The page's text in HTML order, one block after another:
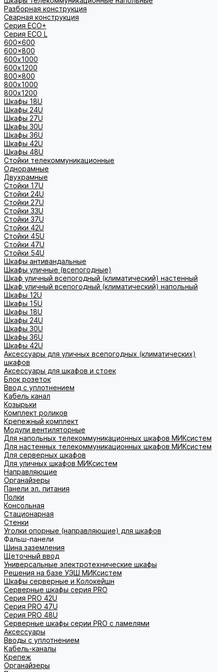
Разборная конструкция
Сварная конструкция
Серия ECO+
Серия ECO L
600x600
600x800
600х1000
600х1200
800x800
800х1000
800х1200
Шкафы 18U
Шкафы 24U
Шкафы 27U
Шкафы 30U
Шкафы 36U
Шкафы 42U
Шкафы 48U
Стойки телекоммуникационные
Однорамные
Двухрамные
Стойки 17U
Стойки 24U
Стойки 27U
Стойки 33U
Стойки 37U
Стойки 42U
Стойки 45U
Стойки 47U
Стойки 54U
Шкафы антивандальные
Шкафы уличные (всепогодные)
Шкаф уличный всепогодный (климатический) настенный
Шкаф уличный всепогодный (климатический) напольный
Шкафы 12U
Шкафы 15U
Шкафы 18U
Шкафы 24U
Шкафы 30U
Шкафы 36U
Шкафы 42U
Аксессуары для уличных всепогодных (климатических)
шкафов
Аксессуары для шкафов и стоек
Блок розеток
Ввод с уплотнением
Кабель канал
Козырьки
Комплект роликов
Крепежный комплект
Модули вентиляторные
Для напольных телекоммуникационных шкафов МИКсистем
Для настенных телекоммуникационных шкафов МИКсистем
Для серверных шкафов
Для уличных шкафов МИКсистем
Направляющие
Органайзеры
Панели эл. питания
Полки
Консольная
Стационарная
Стенки
Уголки опорные (направляющие) для шкафов
Фальш-панели
Шина заземления
Щеточный ввод
Универсальные электротехнические шкафы
Решения на базе УЭШ МИКсистем
Шкафы серверные и Колокейшн
Серверные шкафы серия PRO
Серия PRO 42U
Серия PRO 47U
Серия PRO 48U
Серверные шкафы серии PRO с ламелями
Аксессуары
Вводы с уплотнением
Кабель-каналы
Крепеж
Органайзеры